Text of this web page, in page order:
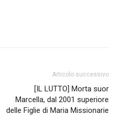
Articolo successivo
[IL LUTTO] Morta suor
Marcella, dal 2001 superiore
delle Figlie di Maria Missionarie